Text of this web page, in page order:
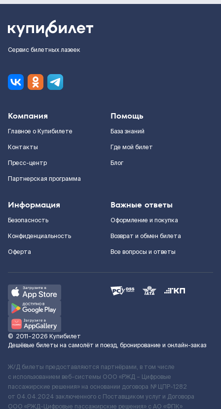
Сервис билетных лазеек
Компания
Главное о Купибилете
Контакты
Пресс-центр
Партнерская программа
Помощь
База знаний
Где мой билет
Блог
Информация
Безопасность
Конфиденциальность
Оферта
Важные ответы
Оформление и покупка
Возврат и обмен билета
Все вопросы и ответы
© 2011–2026 Купибилет
Дешёвые билеты на самолёт и поезд, бронирование и онлайн-заказ
Ж/Д билеты предоставляются партнёрами, в том числе
с использованием веб-системы ООО «РЖД – Цифровые
пассажирские решения» на основании договора № ЦПР-1282
от 04.04.2024 заключенного с Поставщиком услуг и Договора
ООО «РЖД-Цифровые пассажирские решения» c АО «ФПК»